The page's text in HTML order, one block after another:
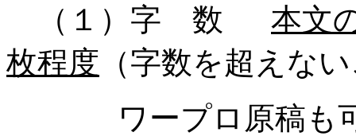
（１）字 数
本文
枚程度 （字数を超えな
ワープロ原稿も